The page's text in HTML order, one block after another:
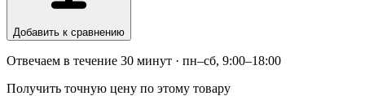
Добавить к сравнению
Отвечаем в течение 30 минут · пн–сб, 9:00–18:00
Получить точную цену по этому товару